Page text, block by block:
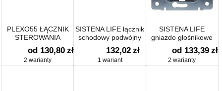
PLEXO55 ŁĄCZNIK
STEROWANIA
ROLETAMI (BLOKADA
MECHANICZNA)
od 130,80 zł
2 warianty
SISTENA LIFE łącznik
schodowy podwójny
132,02 zł
1 wariant
SISTENA LIFE
gniazdo głośnikowe
od 133,39 zł
2 warianty